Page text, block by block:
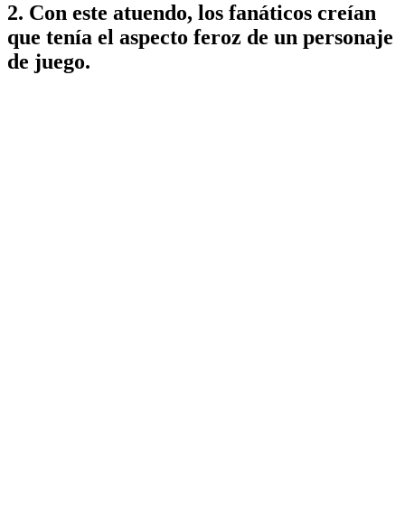
2. Con este atuendo, los fanáticos creían
que tenía el aspecto feroz de un personaje
de juego.